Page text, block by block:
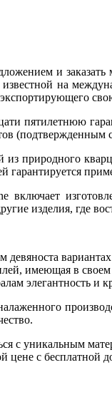
и
на
пятилетнюю
из природного
гарантируется
включает
изделия, где
девяноста
имеющая в
элегантность и
с уникальным
цене с бесплатной